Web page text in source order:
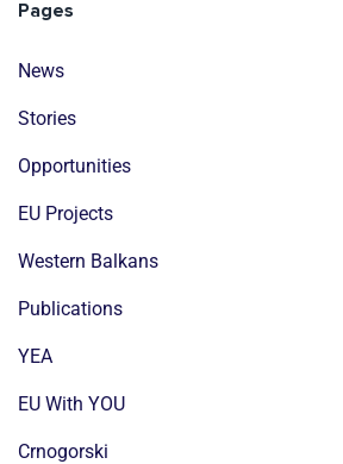
Pages
News
Stories
Opportunities
EU Projects
Western Balkans
Publications
YEA
EU With YOU
Crnogorski